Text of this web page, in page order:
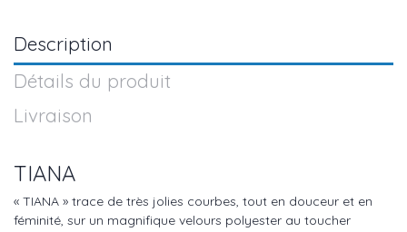
Description
Détails du produit
Livraison
TIANA
« TIANA » trace de très jolies courbes, tout en douceur et en
féminité, sur un magnifique velours polyester au toucher